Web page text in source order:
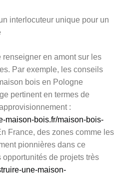
interlocuteur unique pour un
renseigner en amont sur les
Par exemple, les conseils
bois en Pologne
pertinent en termes de
:
maison-bois.fr/maison-bois-
France, des zones comme les
pionnières dans ce
opportunités de projets très
une-maison-